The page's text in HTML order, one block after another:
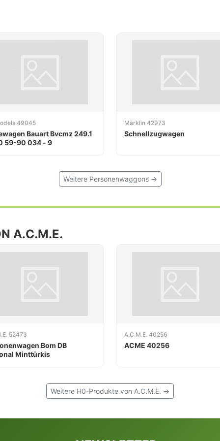
49045
Bauart Bvcmz 249.1
59-90 034 - 9
Märklin 42973
Schnellzugwagen
Weitere Personenwaggons →
A.C.M.E.
52473
Bom DB
Minttürkis
A.C.M.E. 40256
ACME 40256
Weitere H0-Produkte von A.C.M.E. →